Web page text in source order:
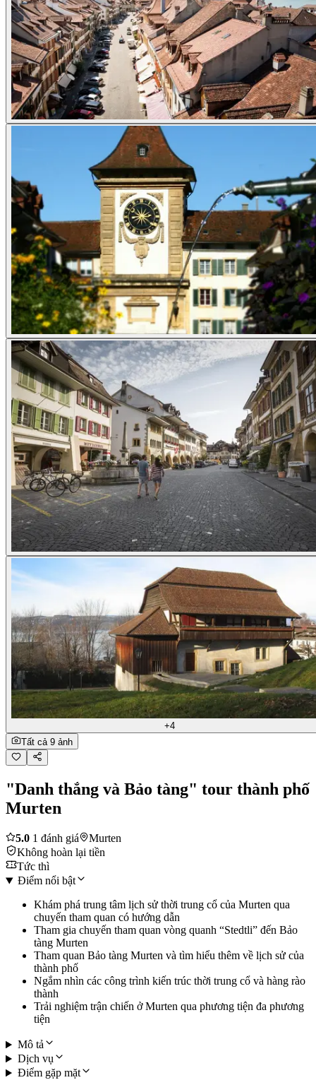
+4
Tất cả 9 ảnh
"Danh thắng và Bảo tàng" tour thành phố
Murten
5.0 1 đánh giá
Murten
Không hoàn lại tiền
Tức thì
Điểm nổi bật
Khám phá trung tâm lịch sử thời trung cổ của Murten qua
chuyến tham quan có hướng dẫn
Tham gia chuyến tham quan vòng quanh “Stedtli” đến Bảo
tàng Murten
Tham quan Bảo tàng Murten và tìm hiểu thêm về lịch sử của
thành phố
Ngắm nhìn các công trình kiến trúc thời trung cổ và hàng rào
thành
Trải nghiệm trận chiến ở Murten qua phương tiện đa phương
tiện
Mô tả
Dịch vụ
Điểm gặp mặt